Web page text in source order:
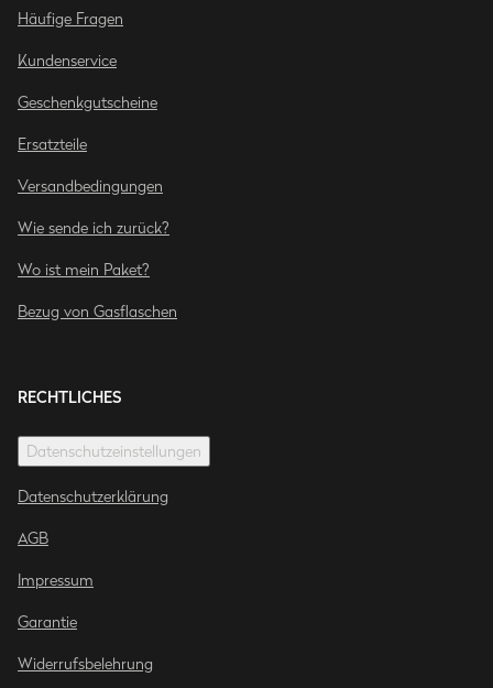
Häufige Fragen
Kundenservice
Geschenkgutscheine
Ersatzteile
Versandbedingungen
Wie sende ich zurück?
Wo ist mein Paket?
Bezug von Gasflaschen
RECHTLICHES
Datenschutzeinstellungen
Datenschutzerklärung
AGB
Impressum
Garantie
Widerrufsbelehrung